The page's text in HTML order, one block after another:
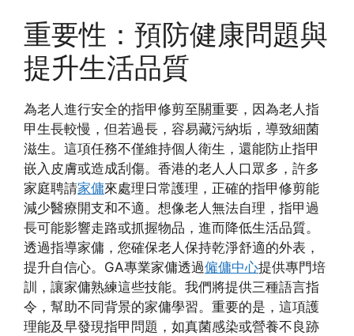
重要性：預防健康問題與
提升生活品質
為老人進行安全的指甲修剪至關重要，因為老人指
甲生長較慢，但若過長，容易藏污納垢，導致細菌
滋生。這項任務不僅維持個人衛生，還能防止指甲
嵌入皮膚或造成刮傷。香港的老人人口眾多，許多
家庭聘請家傭來處理日常護理，正確的指甲修剪能
減少醫療開支和不適。想像老人無法自理，指甲過
長可能影響走路或抓握物品，進而降低生活品質。
透過指導家傭，您確保老人保持乾淨舒適的外表，
提升自信心。GA專業家傭透過僱傭中心提供專門培
訓，讓家傭熟練這些技能。我們將提供三種語言指
令，幫助不同背景的家傭學習。重要的是，這項護
理能及早發現指甲問題，如真菌感染或營養不良跡